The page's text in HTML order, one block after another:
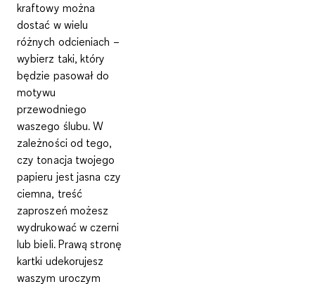
kraftowy można
dostać w wielu
różnych odcieniach –
wybierz taki, który
będzie pasował do
motywu
przewodniego
waszego ślubu. W
zależności od tego,
czy tonacja twojego
papieru jest jasna czy
ciemna, treść
zaproszeń możesz
wydrukować w czerni
lub bieli. Prawą stronę
kartki udekorujesz
waszym uroczym